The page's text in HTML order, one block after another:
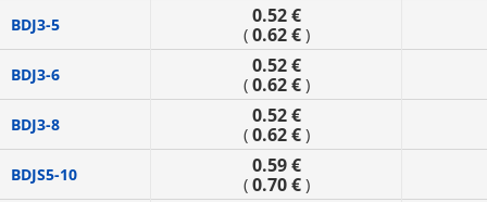
BDJ3-5 0.52 €
( 0.62 €)
BDJ3-6 0.52 €
( 0.62 €)
BDJ3-8 0.52 €
( 0.62 €)
BDJS5-10 0.59 €
( 0.70 €)